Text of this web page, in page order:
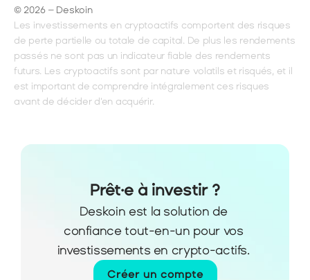
Prêt·e à investir ?
Deskoin est la solution de
confiance tout-en-un pour vos
investissements en crypto-actifs.
Créer un compte
© 2026 – Deskoin
Les investissements en cryptoactifs comportent des risques
de perte partielle ou totale de capital. De plus les rendements
passés ne sont pas un indicateur fiable des rendements
futurs. Les cryptoactifs sont par nature volatils et risqués, et il
est important de comprendre intégralement ces risques
avant de décider d'en acquérir.